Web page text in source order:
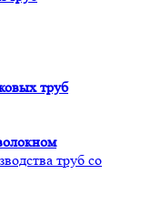
труб
труб со